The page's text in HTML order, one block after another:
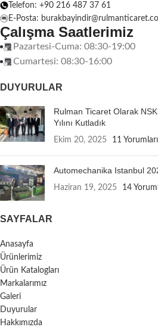
Telefon: +90 216 487 37 61
E-Posta:
Çalışma Saatlerimiz
Pazartesi-Cuma: 08:30-19:00
Cumartesi: 08:30-16:00
DUYURULAR
Rulman Ticaret Olarak
Yılını Kutladık
Ekim 20, 2025 11 Yorumları
Automechanika Istanbul
Haziran 19, 2025 14
SAYFALAR
Anasayfa
Ürünlerimiz
Ürün Katalogları
Markalarımız
Galeri
Duyurular
Hakkımızda